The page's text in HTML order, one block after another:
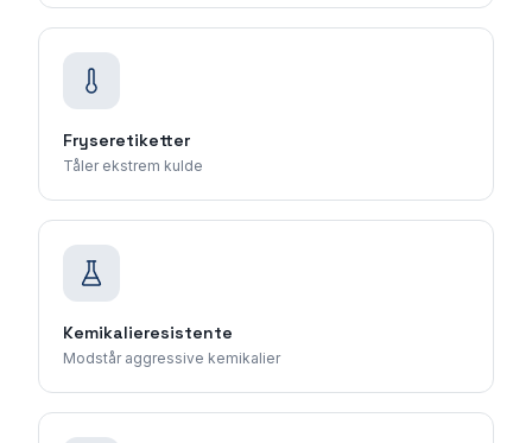
Fryseretiketter
Tåler ekstrem kulde
Kemikalieresistente
Modstår aggressive kemikalier